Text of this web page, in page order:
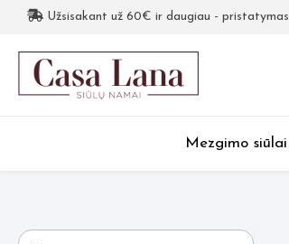
Užsisakant už 60€ ir daugiau - pristatymas
Mezgimo siūlai